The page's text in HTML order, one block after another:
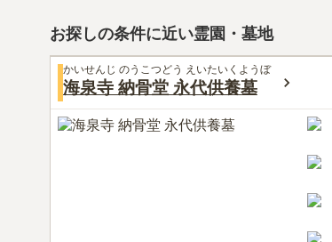
お探しの条件に近い霊園・墓地
かいせんじ のうこつどう えいたいくようぼ
海泉寺 納骨堂 永代供養墓